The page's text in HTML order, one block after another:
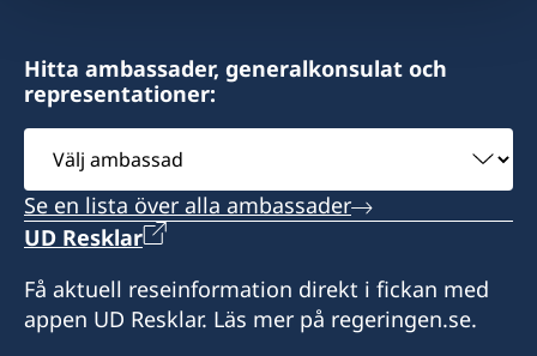
Telefon- och besökstid :
Besökstid endast efter överenskommelse.
måndag - fredag kl. 09.00-12.00
Honorärkonsul
Francis Galea Salomone
Hitta ambassader, generalkonsulat och
representationer:
Välj
ambassad
Se en lista över alla ambassader
UD Resklar
Få aktuell reseinformation direkt i fickan med
appen UD Resklar. Läs mer på regeringen.se.